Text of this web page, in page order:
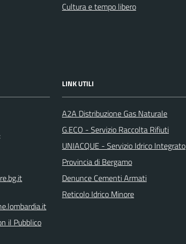
Cultura e tempo libero
il Pubblico
LINK UTILI
A2A Distribuzione Gas Naturale
G.ECO - Servizio Raccolta Rifiuti
UNIACQUE - Servizio Idrico Integrato
Provincia di Bergamo
Denunce Cementi Armati
Reticolo Idrico Minore